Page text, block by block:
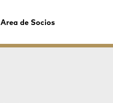
Area de Socios